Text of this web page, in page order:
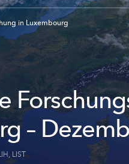
in Luxembourg
–
, LIST